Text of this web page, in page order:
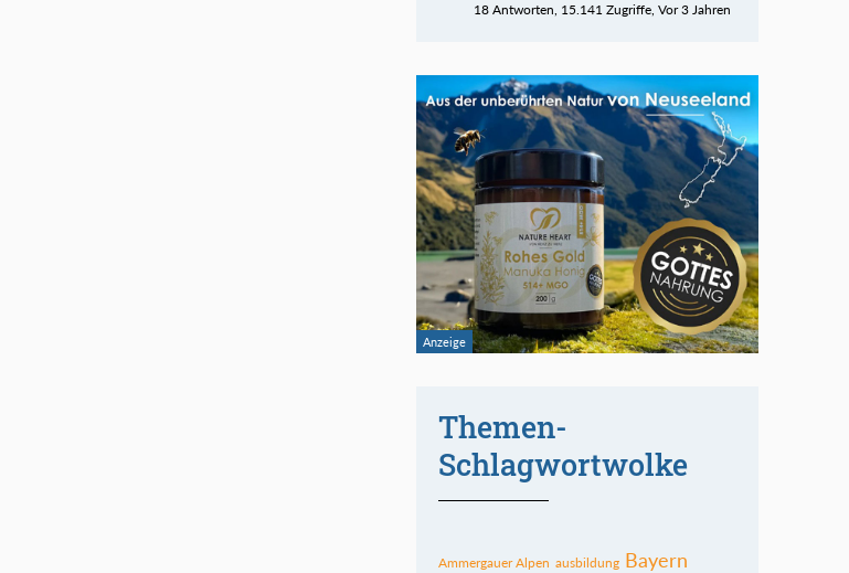
18 Antworten, 15.141 Zugriffe, Vor 3 Jahren
Themen-
Schlagwortwolke
Ammergauer Alpen ausbildung Bayern